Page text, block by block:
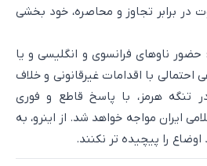
در برابر تجاوز و محاصره، خود بخشی
ناوهای فرانسوی و انگلیسی و یا
با اقدامات غیرقانونی و خلاف
تنگه هرمز، با پاسخ قاطع و فوری
ایران مواجه خواهد شد. از اینرو، به
را پیچیده تر نکنند.